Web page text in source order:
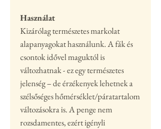
Használat
Kizárólag természetes markolat
alapanyagokat használunk. A fák és
csontok idővel maguktól is
változhatnak - ez egy természetes
jelenség – de érzékenyek lehetnek a
szélsőséges hőmérséklet/páratartalom
változásokra is. A penge nem
rozsdamentes, ezért igényli